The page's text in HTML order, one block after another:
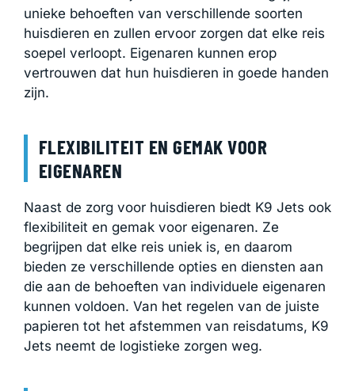
unieke behoeften van verschillende soorten
huisdieren en zullen ervoor zorgen dat elke reis
soepel verloopt. Eigenaren kunnen erop
vertrouwen dat hun huisdieren in goede handen
zijn.
FLEXIBILITEIT EN GEMAK VOOR
EIGENAREN
Naast de zorg voor huisdieren biedt K9 Jets ook
flexibiliteit en gemak voor eigenaren. Ze
begrijpen dat elke reis uniek is, en daarom
bieden ze verschillende opties en diensten aan
die aan de behoeften van individuele eigenaren
kunnen voldoen. Van het regelen van de juiste
papieren tot het afstemmen van reisdatums, K9
Jets neemt de logistieke zorgen weg.